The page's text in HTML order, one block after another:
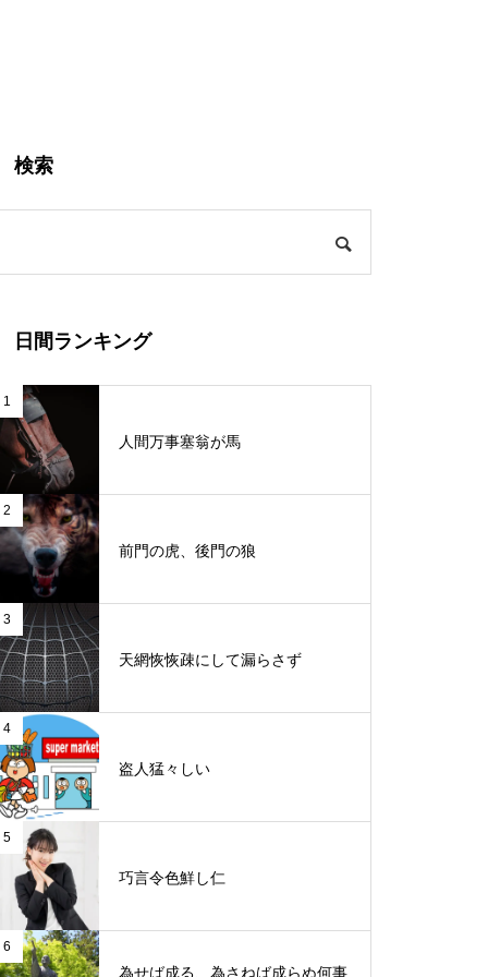
検索
日間ランキング
1
人間万事塞翁が馬
2
前門の虎、後門の狼
3
天網恢恢疎にして漏らさず
4
盗人猛々しい
5
巧言令色鮮し仁
6
為せば成る、為さねば成らぬ何事